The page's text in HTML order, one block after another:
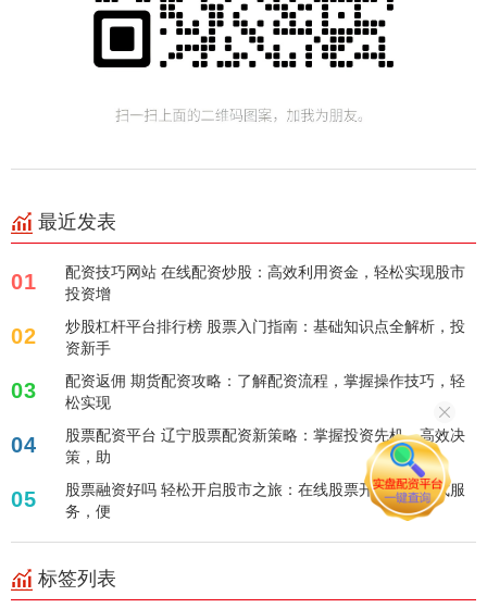
最近发表
01
配资技巧网站 在线配资炒股：高效利用资金，轻松实现股市
投资增
02
炒股杠杆平台排行榜 股票入门指南：基础知识点全解析，投
资新手
03
配资返佣 期货配资攻略：了解配资流程，掌握操作技巧，轻
松实现
04
股票配资平台 辽宁股票配资新策略：掌握投资先机，高效决
策，助
05
股票融资好吗 轻松开启股市之旅：在线股票开户，一站式服
务，便
标签列表